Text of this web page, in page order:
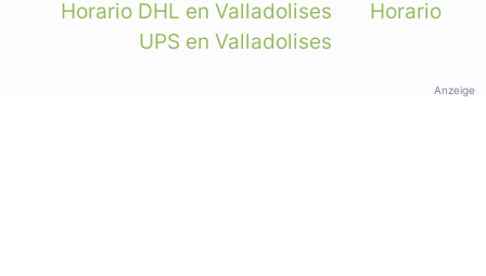
Horario DHL en Valladolises
Horario
UPS en Valladolises
Anzeige